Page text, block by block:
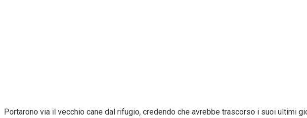
Portarono via il vecchio cane dal rifugio, credendo che avrebbe trascorso i suoi ultimi